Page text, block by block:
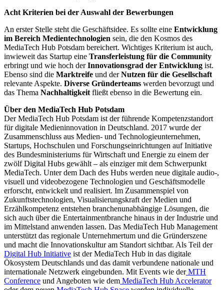
Acht Kriterien bei der Auswahl der Bewerbungen
An erster Stelle steht die Geschäftsidee. Es sollte eine Entwicklung
im Bereich Medientechnologien sein, die den Kosmos des
MediaTech Hub Potsdam bereichert. Wichtiges Kriterium ist auch,
inwieweit das Startup eine Transferleistung für die Community
erbringt und wie hoch derInnovationsgrad der Entwicklung ist.
Ebenso sind die Marktreife und derNutzen für die Gesellschaft
relevante Aspekte. Diverse Gründerteams werden bevorzugt und
das Thema Nachhaltigkeit fließt ebenso in die Bewertung ein.
Über den MediaTech Hub Potsdam
Der MediaTech Hub Potsdam ist der führende Kompetenzstandort
für digitale Medieninnovation in Deutschland. 2017 wurde der
Zusammenschluss aus Medien- und Technologieunternehmen,
Startups, Hochschulen und Forschungseinrichtungen auf Initiative
des Bundesministeriums für Wirtschaft und Energie zu einem der
zwölf Digital Hubs gewählt – als einziger mit dem Schwerpunkt
MediaTech. Unter dem Dach des Hubs werden neue digitale audio-,
visuell und videobezogene Technologien und Geschäftsmodelle
erforscht, entwickelt und realisiert. Im Zusammenspiel von
Zukunftstechnologien, Visualisierungskraft der Medien und
Erzählkompetenz entstehen branchenunabhängige Lösungen, die
sich auch über die Entertainmentbranche hinaus in der Industrie und
im Mittelstand anwenden lassen. Das MediaTech Hub Management
unterstützt das regionale Unternehmertum und die Gründerszene
und macht die Innovationskultur am Standort sichtbar. Als Teil der
Digital Hub Initiative ist der MediaTech Hub in das digitale
Ökosystem Deutschlands und das damit verbundene nationale und
internationale Netzwerk eingebunden. Mit Events wie der MTH
Conference und Angeboten wie dem MediaTech Hub Accelerator